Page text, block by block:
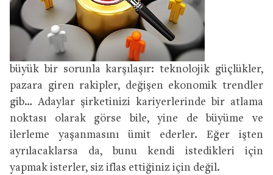
büyük bir sorunla karşılaşır: teknolojik güçlükler,
pazara giren rakipler, değişen ekonomik trendler
gib… Adaylar şirketinizi kariyerlerinde bir atlama
noktası olarak görse bile, yine de büyüme ve
ilerleme yaşanmasını ümit ederler. Eğer işten
ayrılacaklarsa da, bunu kendi istedikleri için
yapmak isterler, siz iflas ettiğiniz için değil.